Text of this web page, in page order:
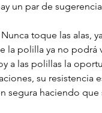
un par de
la polilla ya no podrá
su resistencia
segura haciendo que